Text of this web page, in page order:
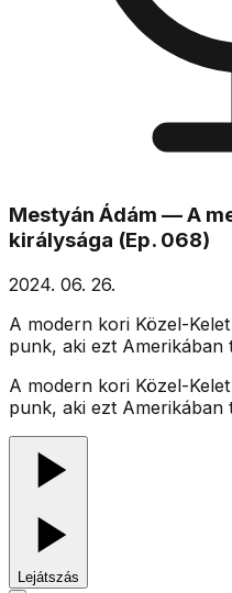
Mestyán Ádám — A
királysága (Ep. 068)
2024. 06. 26.
A modern kori Közel-
punk, aki ezt Amerikában
A modern kori Közel-
punk, aki ezt Amerikában
Lejátszás